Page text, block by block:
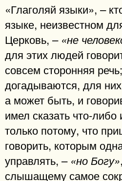
«Глаголяй языки», –
языке, неизвестном
Церковь, – «не
для этих людей
совсем сторонняя
догадываются, для
а может быть, и
имел сказать что-либо
только потому, что
говорить, которым
управлять, – «но Богу»
слышащему самое